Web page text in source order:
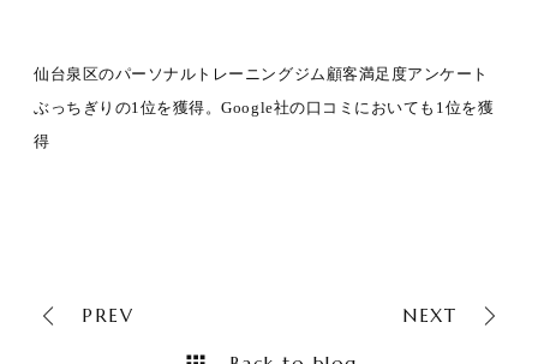
仙台泉区のパーソナルトレーニングジム顧客満足度アンケート
ぶっちぎりの1位を獲得。Google社の口コミにおいても1位を獲
得
PREV NEXT